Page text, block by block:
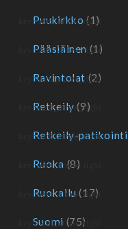
Puukirkko (1)
Pääsiäinen (1)
Ravintolat (2)
Retkeily (9)
Retkeily-patikointi
Ruoka (8)
Ruokailu (17)
Suomi (75)